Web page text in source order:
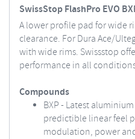
SwissStop FlashPro EVO
A lower profile pad for wide
clearance. For Dura Ace/
with wide rims. Swissstop
performance in all
Compounds
BXP - Latest
predictible linear feel
modulation, power